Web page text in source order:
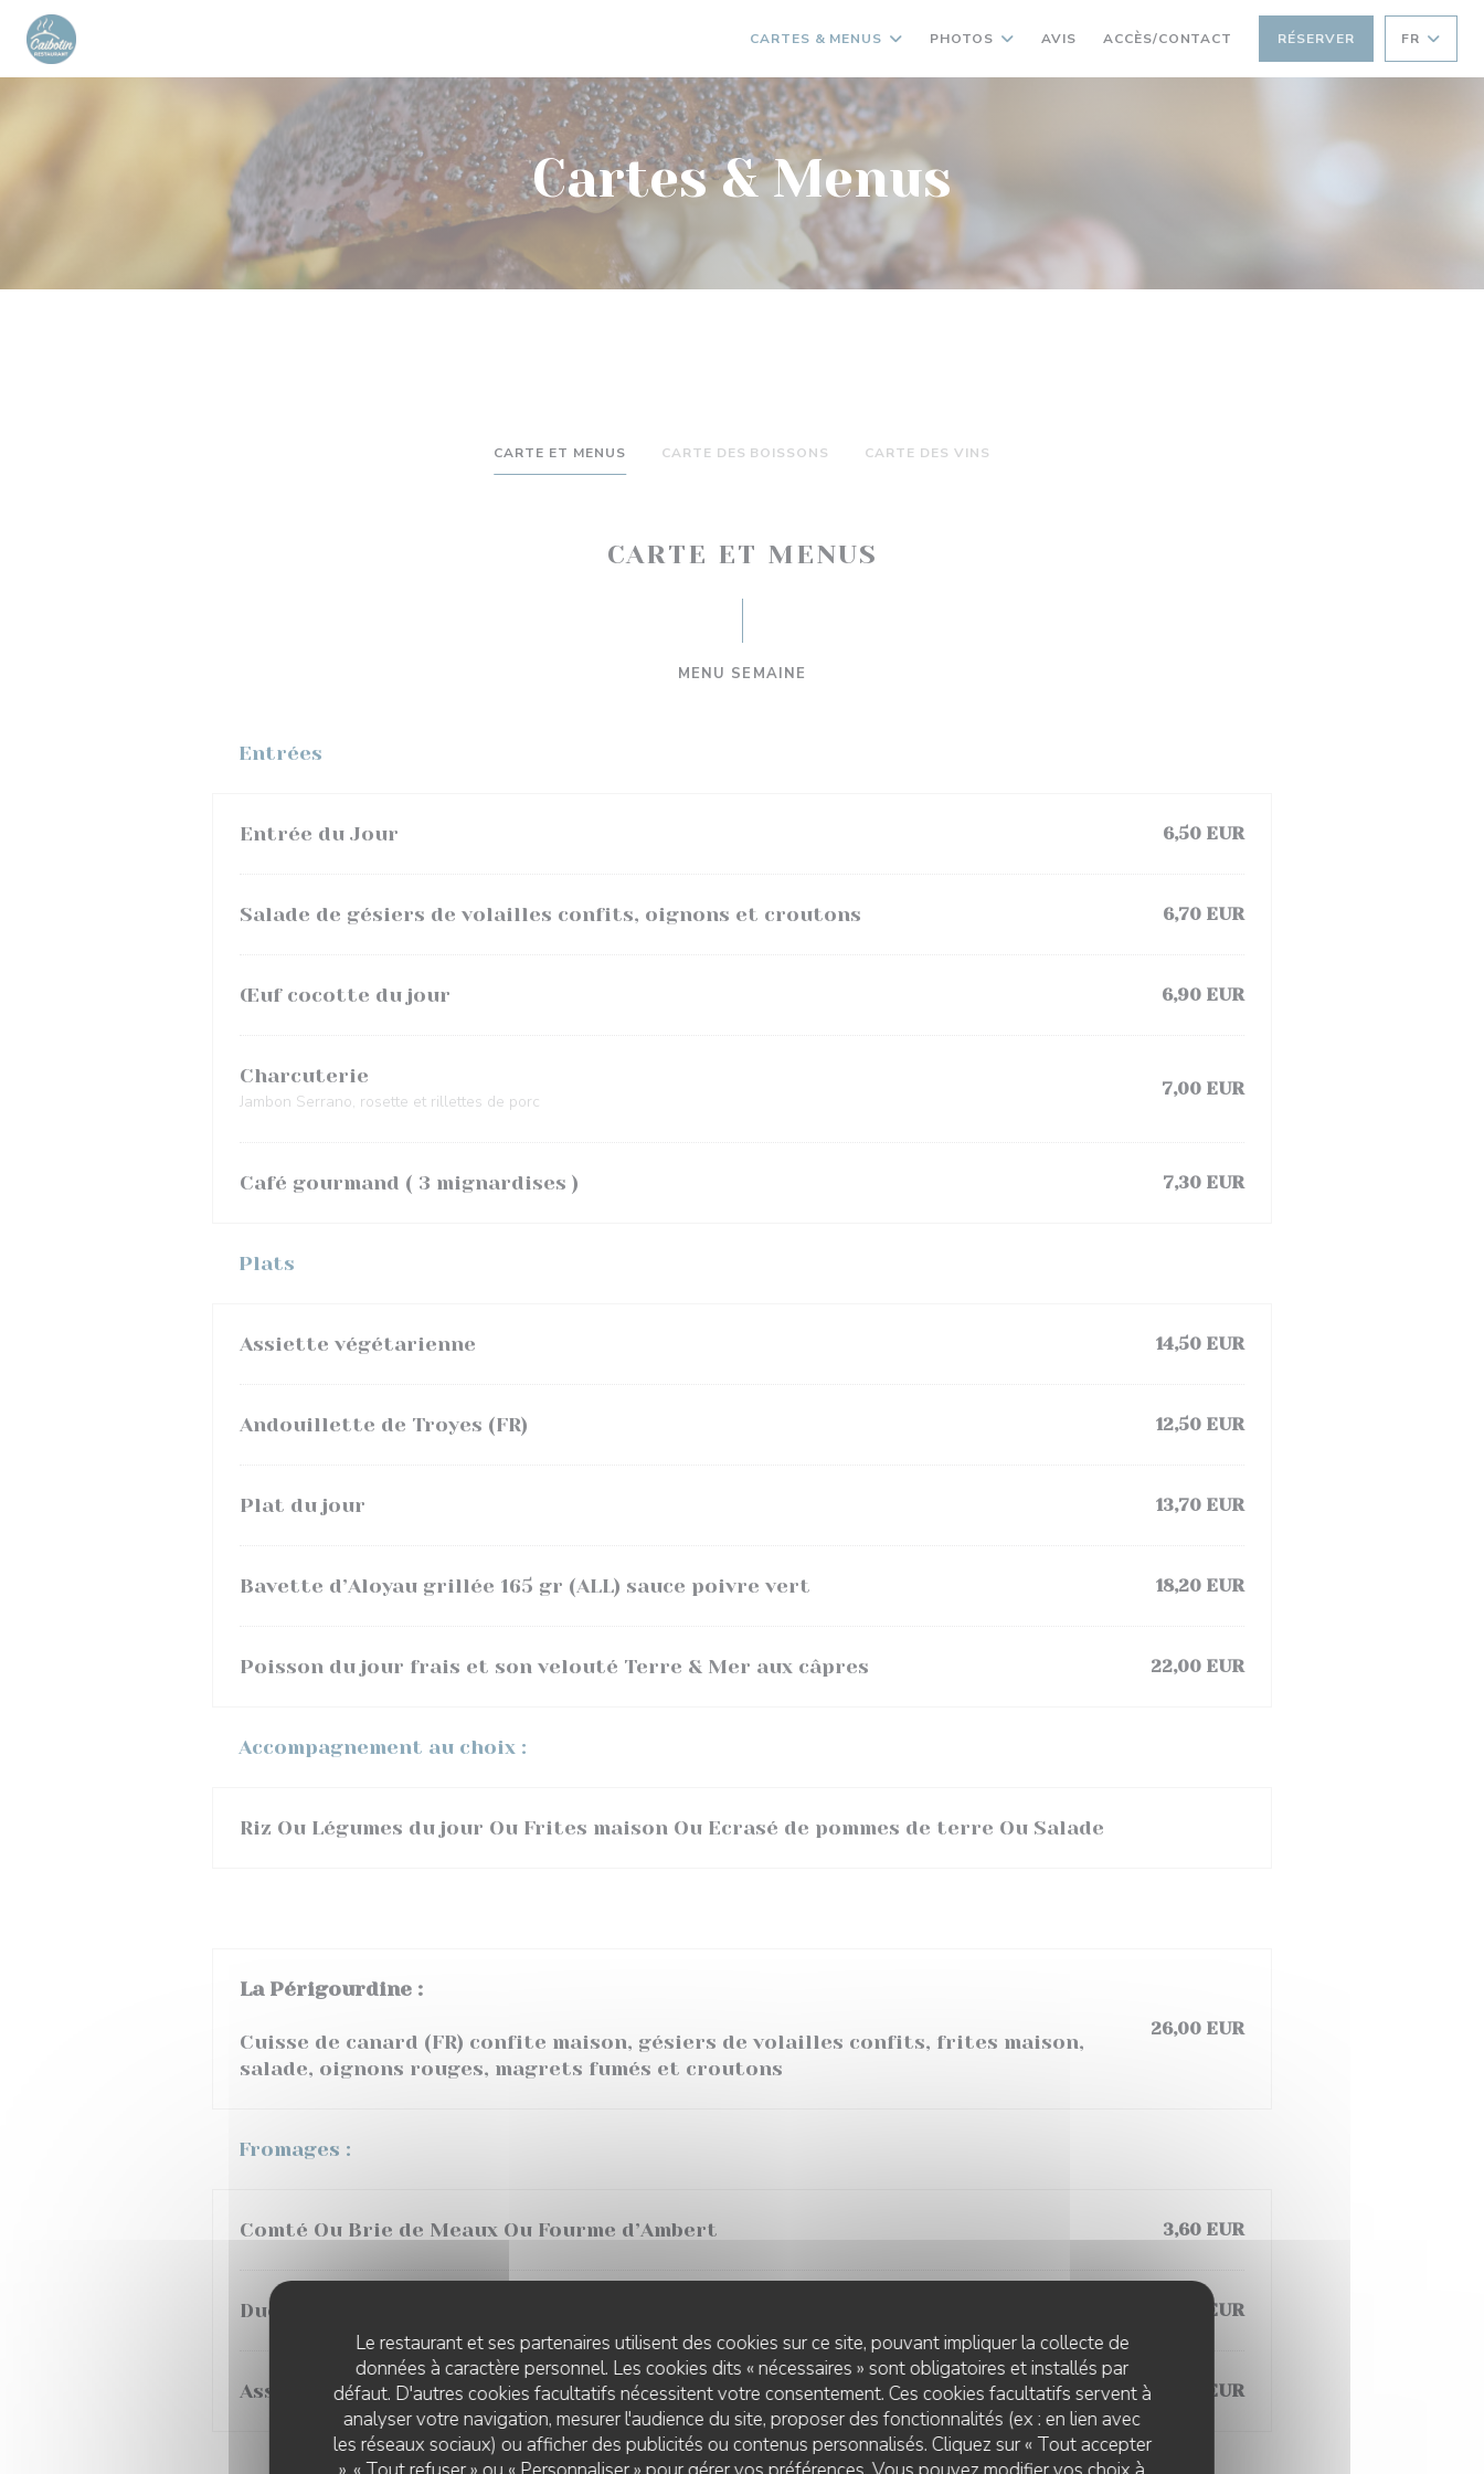
Personnalisation de vos choix en matière de cookies
Le restaurant et ses partenaires utilisent des cookies sur ce site, pouvant impliquer la collecte de
données à caractère personnel. Les cookies dits « nécessaires » sont obligatoires et installés par
défaut. D'autres cookies facultatifs nécessitent votre consentement. Ces cookies facultatifs servent à
analyser votre navigation, mesurer l'audience du site, proposer des fonctionnalités (ex : en lien avec
les réseaux sociaux) ou afficher des publicités ou contenus personnalisés. Cliquez sur « Tout accepter
CARTES & MENUS PHOTOS AVIS ACCÈS/CONTACT RÉSERVER FR
Cartes & Menus
CARTE ET MENUS CARTE DES BOISSONS CARTE DES VINS
CARTE ET MENUS
MENU SEMAINE
Entrées
Entrée du Jour 6,50 EUR
Salade de gésiers de volailles confits, oignons et croutons 6,70 EUR
Œuf cocotte du jour 6,90 EUR
Charcuterie
Jambon Serrano, rosette et rillettes de porc
7,00 EUR
Café gourmand ( 3 mignardises ) 7,30 EUR
Plats
Assiette végétarienne 14,50 EUR
Andouillette de Troyes (FR) 12,50 EUR
Plat du jour 13,70 EUR
Bavette d’Aloyau grillée 165 gr (ALL) sauce poivre vert 18,20 EUR
Poisson du jour frais et son velouté Terre & Mer aux câpres 22,00 EUR
Accompagnement au choix :
Riz Ou Légumes du jour Ou Frites maison Ou Ecrasé de pommes de terre Ou Salade
La Périgourdine :
Cuisse de canard (FR) confite maison, gésiers de volailles confits, frites maison,
salade, oignons rouges, magrets fumés et croutons
26,00 EUR
Fromages :
Comté Ou Brie de Meaux Ou Fourme d’Ambert 3,60 EUR
Duo de fromages 7,10 EUR
Assortiment de 3 fromages 8,00 EUR